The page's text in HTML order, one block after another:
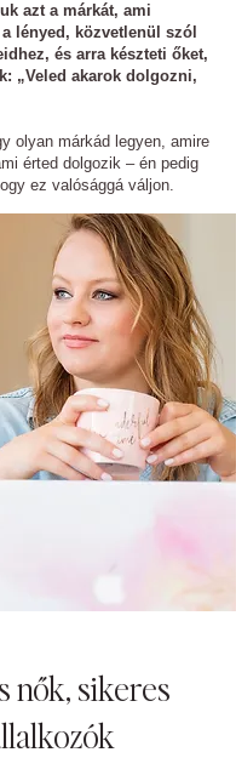
azt a márkát, ami
lényed, közvetlenül szól
és arra készteti őket,
„Veled akarok dolgozni,
olyan márkád legyen, amire
érted dolgozik – én pedig
ez valósággá váljon.
A VARÁZSLATRA?
nők, sikeres